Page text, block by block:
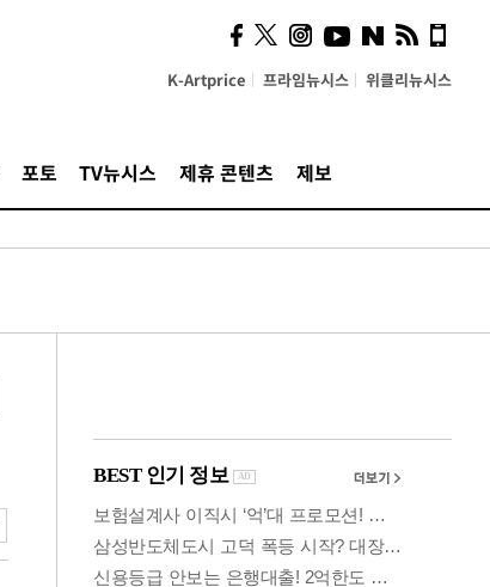
K-Artprice 프라임뉴시스 위클리뉴시스
포토 TV뉴시스 제휴 콘텐츠 제보
사이 해답 찾았죠"…알을
깨고 나온 '초자아'